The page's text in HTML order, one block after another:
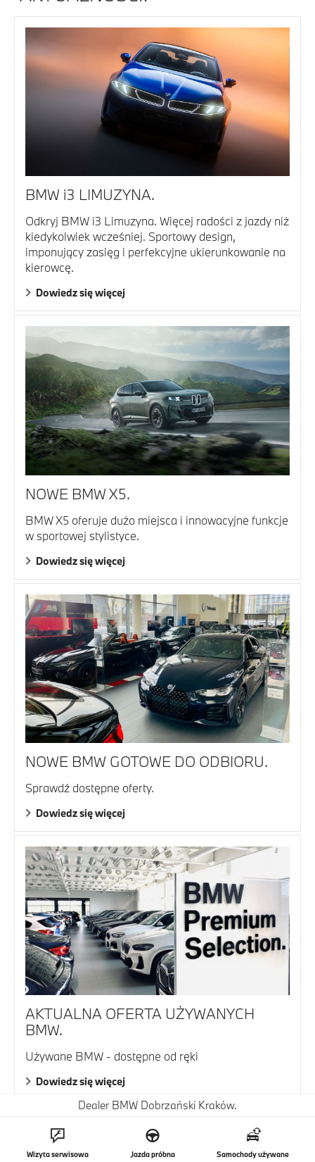
BMW i3 LIMUZYNA.
Odkryj BMW i3 Limuzyna. Więcej radości z jazdy niż
kiedykolwiek wcześniej. Sportowy design,
imponujący zasięg i perfekcyjne ukierunkowanie na
kierowcę.
Dowiedz się więcej
NOWE BMW X5.
BMW X5 oferuje dużo miejsca i innowacyjne funkcje
w sportowej stylistyce.
Dowiedz się więcej
NOWE BMW GOTOWE DO ODBIORU.
Sprawdź dostępne oferty.
Dowiedz się więcej
AKTUALNA OFERTA UŻYWANYCH
BMW.
Używane BMW - dostępne od ręki
Dowiedz się więcej
Dealer BMW Dobrzański Kraków.
Wizyta serwisowa Jazda próbna Samochody używane